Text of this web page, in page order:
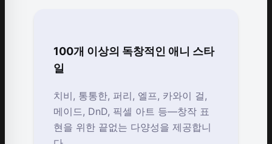
100개 이상의 독창적인 애니 스타
일
치비, 통통한, 퍼리, 엘프, 카와이 걸,
메이드, DnD, 픽셀 아트 등—창작 표
현을 위한 끝없는 다양성을 제공합니